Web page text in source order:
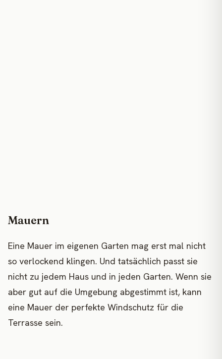
Mauern
Eine Mauer im eigenen Garten mag erst mal nicht
so verlockend klingen. Und tatsächlich passt sie
nicht zu jedem Haus und in jeden Garten. Wenn sie
aber gut auf die Umgebung abgestimmt ist, kann
eine Mauer der perfekte Windschutz für die
Terrasse sein.